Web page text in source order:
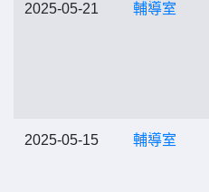
2025-05-21 輔導室
2025-05-15 輔導室